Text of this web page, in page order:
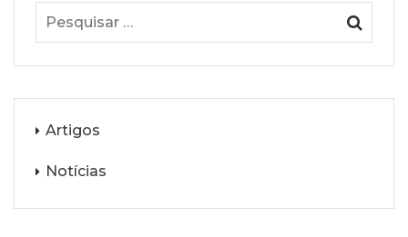
Artigos
Notícias